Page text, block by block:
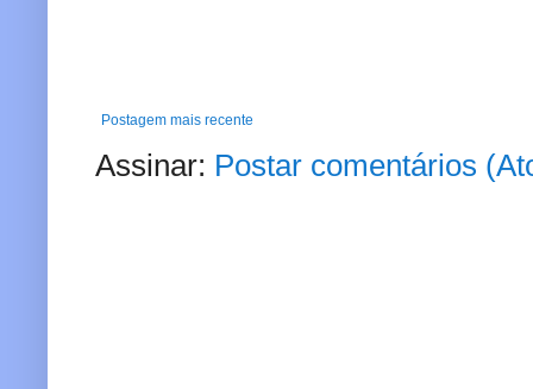
Postagem mais recente
Assinar: Postar comentários